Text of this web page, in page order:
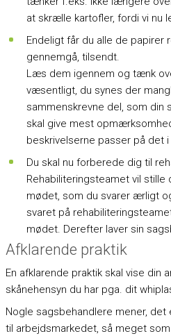
at skrælle kartofler, fordi vi nu
Endeligt får du alle de papirer
gennemgå, tilsendt.
Læs dem igennem og tænk
væsentligt, du synes der
sammenskrevne del, som din
skal give mest
beskrivelserne passer på det
Du skal nu forberede dig til
Rehabiliteringsteamet vil stille
mødet, som du svarer ærligt
svaret på
mødet. Derefter laver sin
Afklarende praktik
En afklarende praktik skal vise din
skånehensyn du har pga. dit
Nogle sagsbehandlere mener, det
til arbejdsmarkedet, så meget